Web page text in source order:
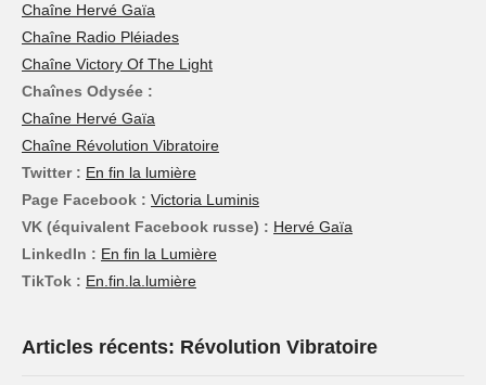
Chaîne Hervé Gaïa
Chaîne Radio Pléiades
Chaîne Victory Of The Light
Chaînes Odysée :
Chaîne Hervé Gaïa
Chaîne Révolution Vibratoire
Twitter : En fin la lumière
Page Facebook : Victoria Luminis
VK (équivalent Facebook russe) : Hervé Gaïa
LinkedIn : En fin la Lumière
TikTok : En.fin.la.lumière
Articles récents: Révolution Vibratoire